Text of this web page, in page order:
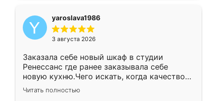
yaroslava1986
3 августа 2026
Заказала себе новый шкаф в студии
Ренессанс где ранее заказывала себе
новую кухню.Чего искать, когда качеством
вполне довольна. Служит кухня уже почти
два года, нареканий нет.
Читать полностью